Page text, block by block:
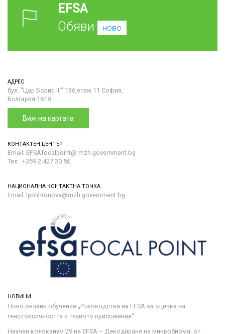
EFSA
Обяви
ново
АДРЕС
бул. "Цар Борис III" 136,етаж 11 София,
България 1618
Виж на картата
КОНТАКТЕН ЦЕНТЪР
Email: EFSAfocalpoint@ mzh.government.bg
Тел.: +359 2 427 30 56
НАЦИОНАЛНА КОНТАКТНА ТОЧКА
Email: lpolihronova@mzh.government.bg
НОВИНИ
Ново онлайн обучение „Ръководства на ЕFSA за оценка на
генотоксичността и тяхното приложение“
Научен колоквиум 29 на EFSA – Декодиране на микробиома: от